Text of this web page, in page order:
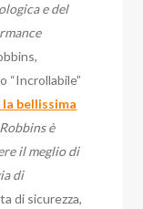
e del
“Incrollabile”
la bellissima
Robbins è
il meglio di
di
di sicurezza,